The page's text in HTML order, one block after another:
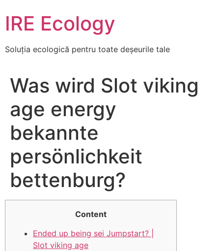
to
content
IRE Ecology
Soluția ecologică pentru toate deșeurile tale
Was wird Slot viking
age energy
bekannte
persönlichkeit
bettenburg?
Content
Ended up being sei Jumpstart? |
Slot viking age